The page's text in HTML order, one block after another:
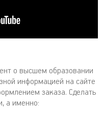
о высшем образовании
информацией на сайте
заказа. Сделать
а именно: